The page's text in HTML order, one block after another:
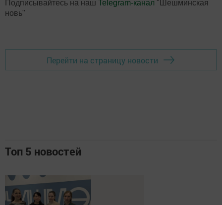
Подписывайтесь на наш Telegram-канал "Шешминская
новь"
Перейти на страницу новости
Топ 5 новостей